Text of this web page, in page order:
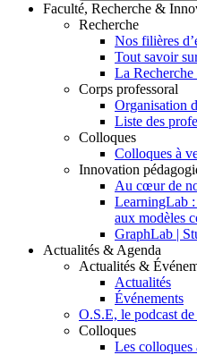
Faculté, Recherche &
Recherche
Nos filières
Tout savoir
La Recherche
Corps professoral
Organisation
Liste des
Colloques
Colloques à
Innovation
Au cœur de
LearningLab :
aux modèles
GraphLab |
Actualités & Agenda
Actualités &
Actualités
Événements
O.S.E, le podcast
Colloques
Les colloques